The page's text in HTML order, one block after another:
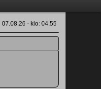
07.08.26 - klo: 04.55